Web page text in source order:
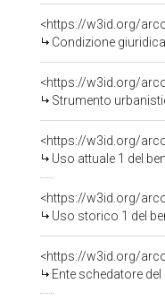
Condizione
Strumento
<https://w3id.org/
Uso attuale 1 del
<https://w3id.org/
Uso storico 1 del
<https://w3id.org/
Ente schedatore del bene